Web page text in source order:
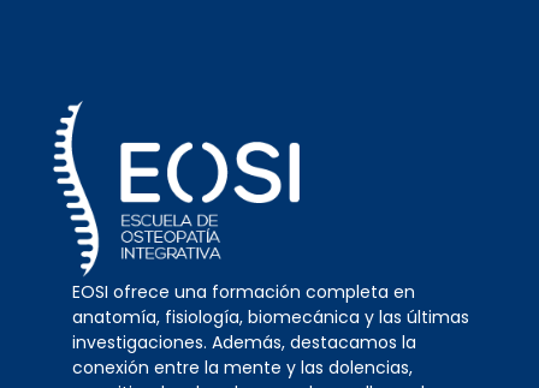
EOSI ofrece una formación completa en
anatomía, fisiología, biomecánica y las últimas
investigaciones. Además, destacamos la
conexión entre la mente y las dolencias,